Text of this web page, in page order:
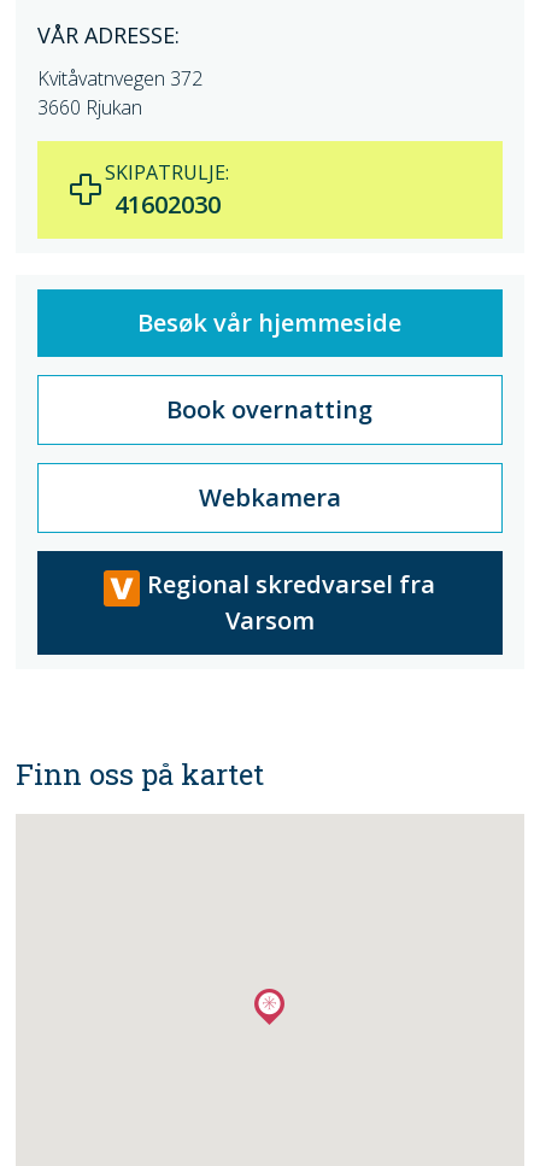
VÅR ADRESSE:
Kvitåvatnvegen 372
3660 Rjukan
SKIPATRULJE:
41602030
Besøk vår hjemmeside
Book overnatting
Webkamera
Regional skredvarsel fra
Varsom
Finn oss på kartet